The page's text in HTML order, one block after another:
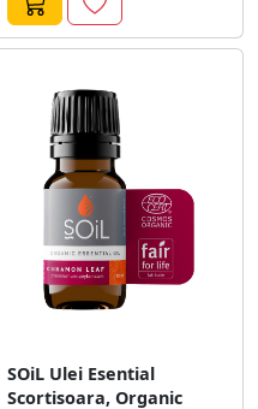
SOiL Ulei Esential
Scortisoara, Organic